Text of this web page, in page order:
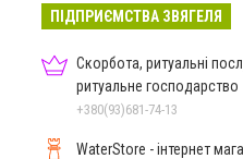
ПІДПРИЄМСТВА ЗВЯГЕЛЯ
Скорбота, ритуальні
ритуальне господарство
+380(93)681-74-13
WaterStore - інтернет